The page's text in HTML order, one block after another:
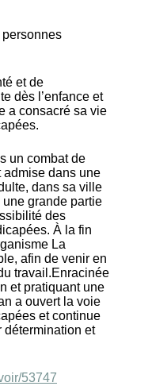
personnes
et de
dès l’enfance et
a consacré sa vie
un combat de
admise dans une
dans sa ville
grande partie
des
À la fin
La
afin de venir en
travail.Enracinée
et pratiquant une
a ouvert la voie
et continue
détermination et
53747